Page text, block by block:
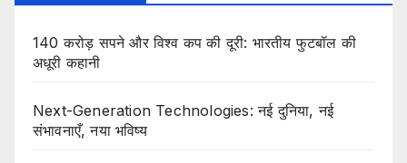
140 करोड़ सपने और विश्व कप की दूरी: भारतीय फुटबॉल की
अधूरी कहानी
Next-Generation Technologies: नई दुनिया, नई
संभावनाएँ, नया भविष्य